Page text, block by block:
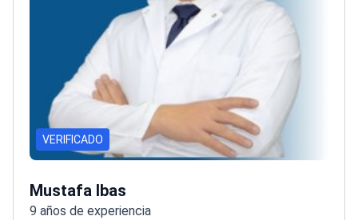
VERIFICADO
Mustafa Ibas
9 años de experiencia